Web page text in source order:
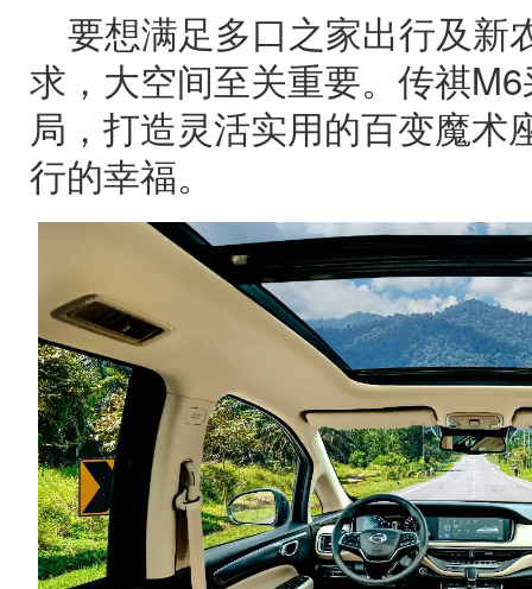
要想满足多口之家出行及新
求，大空间至关重要。传祺
局，打造灵活实用的百变魔术
行的幸福。